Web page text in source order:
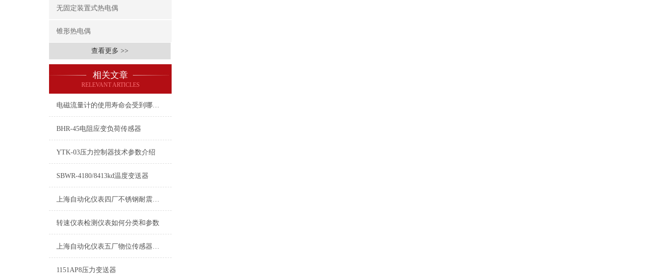
无固定装置式热电偶
锥形热电偶
查看更多 >>
相关文章
RELEVANT ARTICLES
电磁流量计的使用寿命会受到哪些因素的影响呢？
BHR-45电阻应变负荷传感器
YTK-03压力控制器技术参数介绍
SBWR-4180/8413kd温度变送器
上海自动化仪表四厂不锈钢耐震压力表指针读数有故障的原因
转速仪表检测仪表如何分类和参数
上海自动化仪表五厂物位传感器及其应用
1151AP8压力变送器